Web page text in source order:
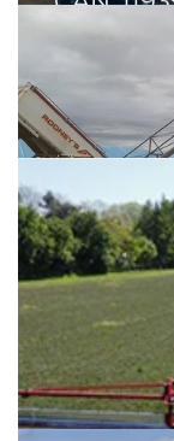
Lire la suite